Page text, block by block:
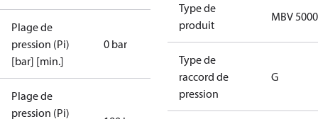
Plage de
pression (Pi)
[bar] [min.]
0 bar
Plage de
pression (Pi)
Type de
produit
MBV 5000
Type de
raccord de
pression
G